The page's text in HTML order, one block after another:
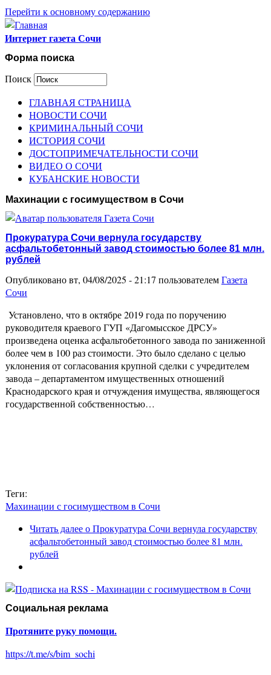
Перейти к основному содержанию
Интернет газета Сочи
Форма поиска
Поиск
ГЛАВНАЯ СТРАНИЦА
НОВОСТИ СОЧИ
КРИМИНАЛЬНЫЙ СОЧИ
ИСТОРИЯ СОЧИ
ДОСТОПРИМЕЧАТЕЛЬНОСТИ СОЧИ
ВИДЕО О СОЧИ
КУБАНСКИЕ НОВОСТИ
Махинации с госимуществом в Сочи
Прокуратура Сочи вернула государству
асфальтобетонный завод стоимостью более 81 млн.
рублей
Опубликовано вт, 04/08/2025 - 21:17 пользователемГазета
Сочи
Установлено, что в октябре 2019 года по поручению
руководителя краевого ГУП «Дагомысское ДРСУ»
произведена оценка асфальтобетонного завода по заниженной
более чем в 100 раз стоимости. Это было сделано с целью
уклонения от согласования крупной сделки с учредителем
завода – департаментом имущественных отношений
Краснодарского края и отчуждения имущества, являющегося
государственной собственностью…
Теги:
Махинации с госимуществом в Сочи
Читать далеео Прокуратура Сочи вернула государству
асфальтобетонный завод стоимостью более 81 млн.
рублей
Социальная реклама
Протяните руку помощи.
https://t.me/s/bim_sochi